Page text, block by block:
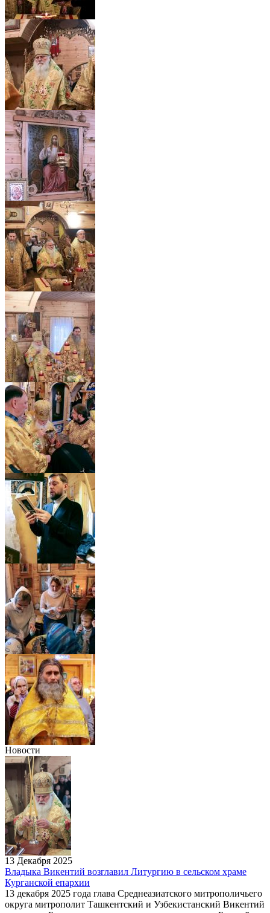
Новости
13 Декабря 2025
Владыка Викентий возглавил Литургию в сельском храме
Курганской епархии
13 декабря 2025 года глава Среднеазиатского митрополичьего
округа митрополит Ташкентский и Узбекистанский Викентий